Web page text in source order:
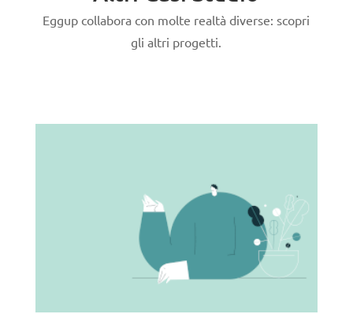
Eggup collabora con molte realtà diverse: scopri
gli altri progetti.